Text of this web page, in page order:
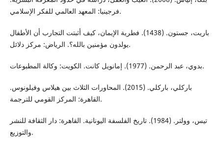
فرجينيا: المعهد العالمي للفكر الإسلامي.
باريت، جستون. (1438). فطرية الإيمان، كيف أثبتت التجارب أن الأطفال
يولدون مؤمنين بالله؟. الرياض: مركز دلائل.
بدوي، عبد الرحمن. (1977). إمانويل كانت. الكويت: وكالة المطبوعات.
باركلي، باركلي. (2015). المحاورات الثلاث بين هيلاس وفيلونوس.
القاهرة: المركز القومي للترجمة.
تيس، وولتر. (1984). تاريخ الفلسفة اليونانية. القاهرة: دار الثقافة للنشر
والتوزيع.